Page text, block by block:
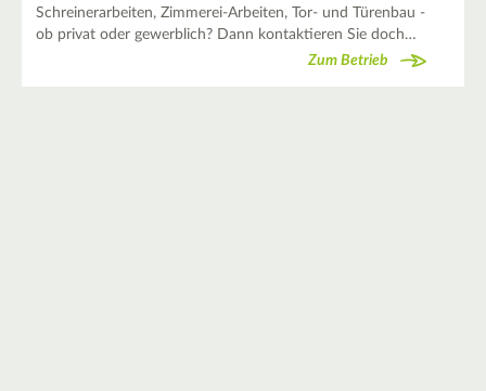
Schreinerarbeiten, Zimmerei-Arbeiten, Tor- und Türenbau -
ob privat oder gewerblich? Dann kontaktieren Sie doch…
Zum Betrieb